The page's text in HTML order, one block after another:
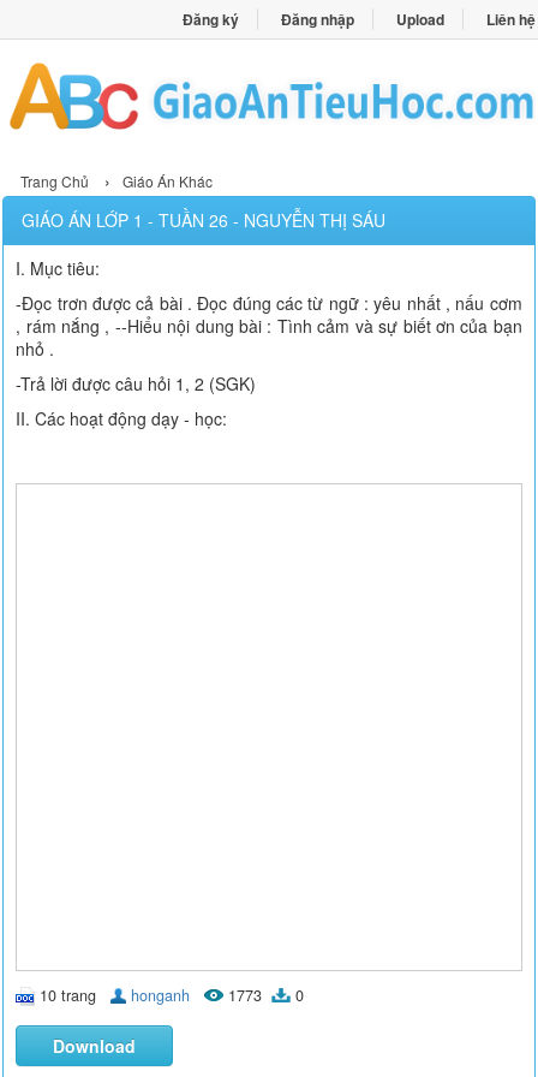
Đăng ký Đăng nhập Upload Liên hệ
Trang Chủ › Giáo Án Khác
GIÁO ÁN LỚP 1 - TUẦN 26 - NGUYỄN THỊ SÁU
I. Mục tiêu:
-Đọc trơn được cả bài . Đọc đúng các từ ngữ : yêu nhất , nấu cơm
, rám nắng , --Hiểu nội dung bài : Tình cảm và sự biết ơn của bạn
nhỏ .
-Trả lời được câu hỏi 1, 2 (SGK)
II. Các hoạt động dạy - học:
10 trang honganh 1773 0
Download